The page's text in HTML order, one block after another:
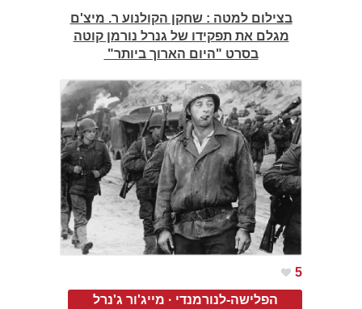
בצילום למטה : שחקן הקולנוע ר. מיצ'ם
מגלם את תפקידו של גנרל נורמן קוטה
בסרט "היום הארוך ביותר"
5
הפלישה-לנורמנדי · מייג'ור ג'נרל